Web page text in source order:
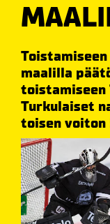
maalilla
toistamiseen
Turkulaiset
toisen voiton